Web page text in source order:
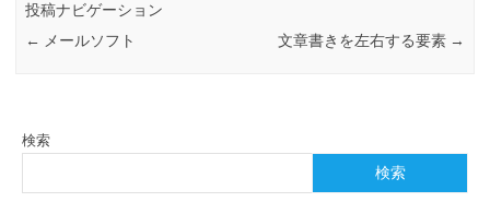
投稿ナビゲーション
← メールソフト 文章書きを左右する要素 →
検索
検索